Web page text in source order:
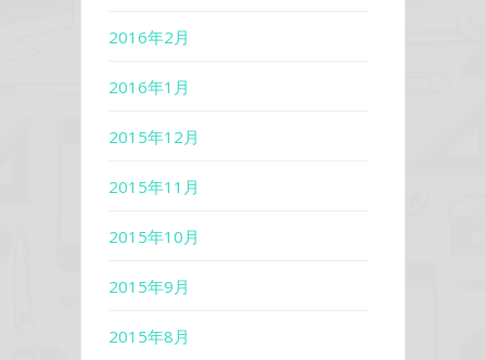
2016年2月
2016年1月
2015年12月
2015年11月
2015年10月
2015年9月
2015年8月